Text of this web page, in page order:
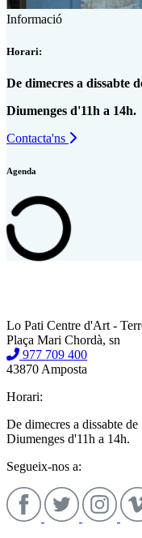
Informació
Horari:
De dimecres a dissabte
Diumenges d'11h a 14h.
Contacta'ns
Agenda
Lo Pati Centre d'Art -
Plaça Mari Chordà, sn
977 709 400
43870 Amposta
Horari:
De dimecres a dissabte de
Diumenges d'11h a 14h.
Segueix-nos a: